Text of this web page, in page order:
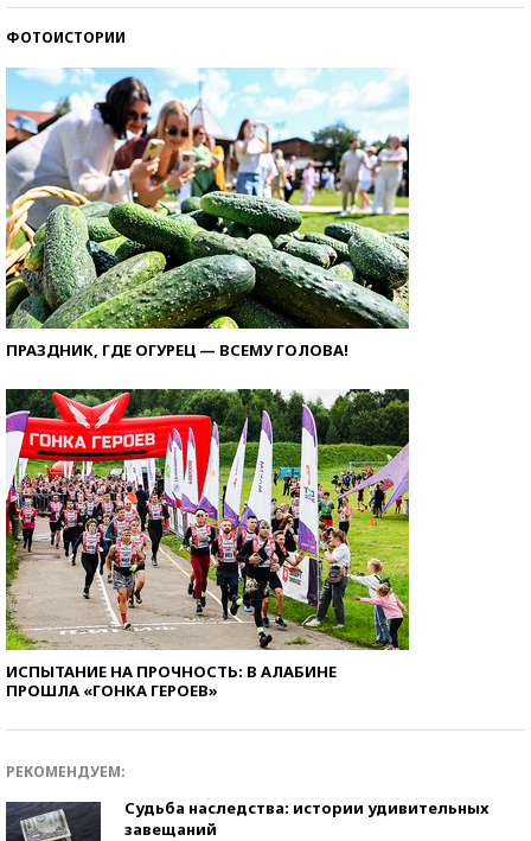
ФОТОИСТОРИИ
ПРАЗДНИК, ГДЕ ОГУРЕЦ — ВСЕМУ ГОЛОВА!
ИСПЫТАНИЕ НА ПРОЧНОСТЬ: В АЛАБИНЕ
ПРОШЛА «ГОНКА ГЕРОЕВ»
РЕКОМЕНДУЕМ:
Судьба наследства: истории удивительных
завещаний